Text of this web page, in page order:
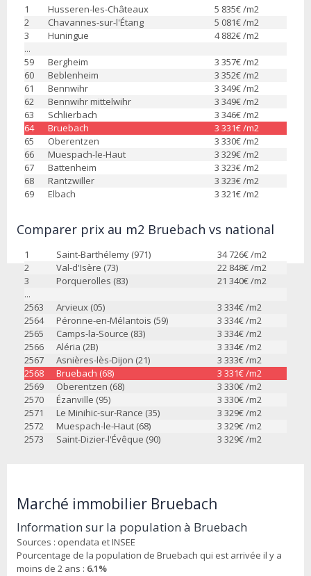
1 Husseren-les-Châteaux 5 835€ /m2
2
Chavannes-sur-l'Étang 5 081€ /m2
3
Huningue 4 882€ /m2
...
59
Bergheim 3 357€ /m2
60
Beblenheim 3 352€ /m2
61
Bennwihr 3 349€ /m2
62
Bennwihr mittelwihr 3 349€ /m2
63
Schlierbach 3 346€ /m2
64
Bruebach 3 331€ /m2
65
Oberentzen 3 330€ /m2
66
Muespach-le-Haut 3 329€ /m2
67
Battenheim 3 323€ /m2
68
Rantzwiller 3 323€ /m2
69
Elbach 3 321€ /m2
Comparer prix au m2 Bruebach vs national
1 Saint-Barthélemy (971) 34 726€ /m2
2
Val-d'Isère (73) 22 848€ /m2
3
Porquerolles (83) 21 340€ /m2
...
2563
Arvieux (05) 3 334€ /m2
2564
Péronne-en-Mélantois (59) 3 334€ /m2
2565
Camps-la-Source (83) 3 334€ /m2
2566
Aléria (2B) 3 334€ /m2
2567
Asnières-lès-Dijon (21) 3 333€ /m2
2568
Bruebach (68) 3 331€ /m2
2569
Oberentzen (68) 3 330€ /m2
2570
Ézanville (95) 3 330€ /m2
2571
Le Minihic-sur-Rance (35) 3 329€ /m2
2572
Muespach-le-Haut (68) 3 329€ /m2
2573
Saint-Dizier-l'Évêque (90) 3 329€ /m2
Marché immobilier Bruebach
Information sur la population à Bruebach
Sources : opendata et INSEE
Pourcentage de la population de Bruebach qui est arrivée il y a
moins de 2 ans : 6.1%